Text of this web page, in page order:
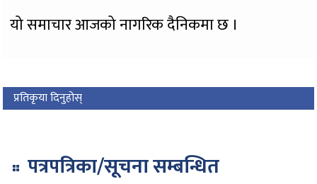
यो समाचार आजको नागरिक दैनिकमा छ ।
प्रतिकृया दिनुहोस्
पत्रपत्रिका/सूचना सम्बन्धित